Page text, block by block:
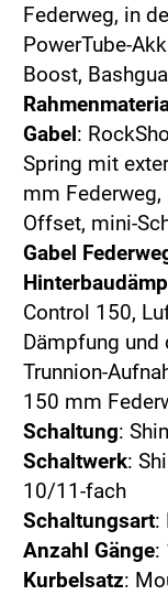
Federweg, in
PowerTube-
Boost,
Gabel:
Spring mit
mm
Offset, mini-
Gabel
Control 150,
Dämpfung und
Trunnion-
150 mm
Schaltung:
Schaltwerk:
10/11-fach
Schaltungsart:
Anzahl Gänge:
Kurbelsatz: